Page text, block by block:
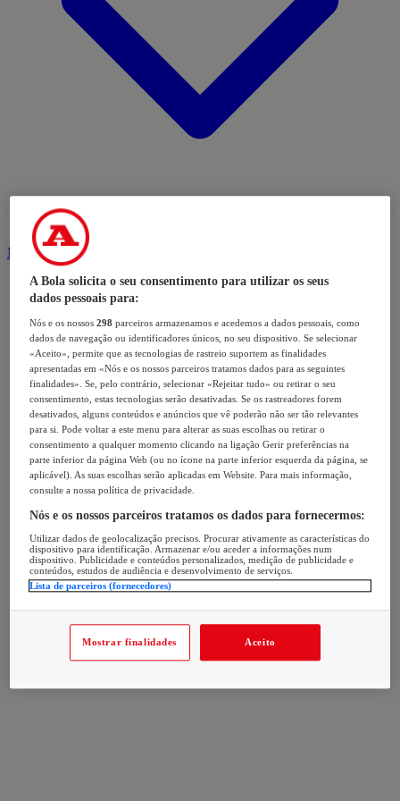
Modalidades
A Bola solicita o seu consentimento para utilizar os seus
dados pessoais para:
Nós e os nossos298 parceiros armazenamos e acedemos a dados pessoais, como
dados de navegação ou identificadores únicos, no seu dispositivo. Se selecionar
«Aceito», permite que as tecnologias de rastreio suportem as finalidades
apresentadas em «Nós e os nossos parceiros tratamos dados para as seguintes
finalidades». Se, pelo contrário, selecionar «Rejeitar tudo» ou retirar o seu
consentimento, estas tecnologias serão desativadas. Se os rastreadores forem
desativados, alguns conteúdos e anúncios que vê poderão não ser tão relevantes
para si. Pode voltar a este menu para alterar as suas escolhas ou retirar o
consentimento a qualquer momento clicando na ligação Gerir preferências na
parte inferior da página Web (ou no ícone na parte inferior esquerda da página, se
aplicável). As suas escolhas serão aplicadas em Website. Para mais informação,
consulte a nossa política de privacidade.
Nós e os nossos parceiros tratamos os dados para fornecermos:
Utilizar dados de geolocalização precisos. Procurar ativamente as características do
dispositivo para identificação. Armazenar e/ou aceder a informações num
dispositivo. Publicidade e conteúdos personalizados, medição de publicidade e
conteúdos, estudos de audiência e desenvolvimento de serviços.
Lista de parceiros (fornecedores)
Mostrar finalidades Aceito